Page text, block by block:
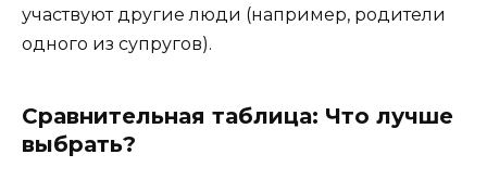
участвуют другие люди (например, родители
одного из супругов).
Сравнительная таблица: Что лучше
выбрать?